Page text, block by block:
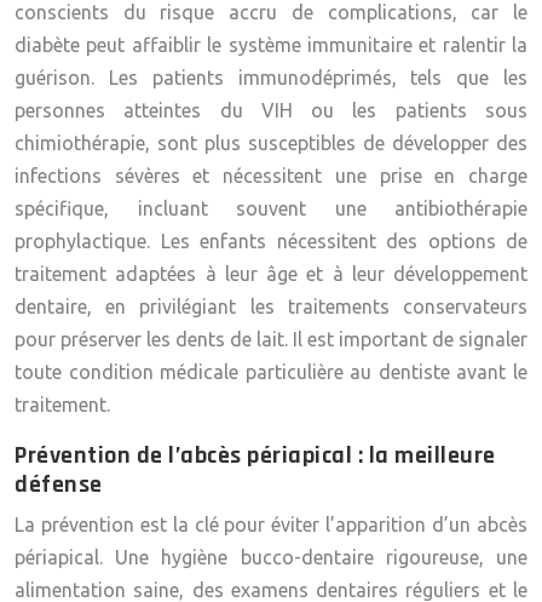
conscients du risque accru de complications, car le
diabète peut affaiblir le système immunitaire et ralentir la
guérison. Les patients immunodéprimés, tels que les
personnes atteintes du VIH ou les patients sous
chimiothérapie, sont plus susceptibles de développer des
infections sévères et nécessitent une prise en charge
spécifique, incluant souvent une antibiothérapie
prophylactique. Les enfants nécessitent des options de
traitement adaptées à leur âge et à leur développement
dentaire, en privilégiant les traitements conservateurs
pour préserver les dents de lait. Il est important de signaler
toute condition médicale particulière au dentiste avant le
traitement.
Prévention de l’abcès périapical : la meilleure
défense
La prévention est la clé pour éviter l’apparition d’un abcès
périapical. Une hygiène bucco-dentaire rigoureuse, une
alimentation saine, des examens dentaires réguliers et le